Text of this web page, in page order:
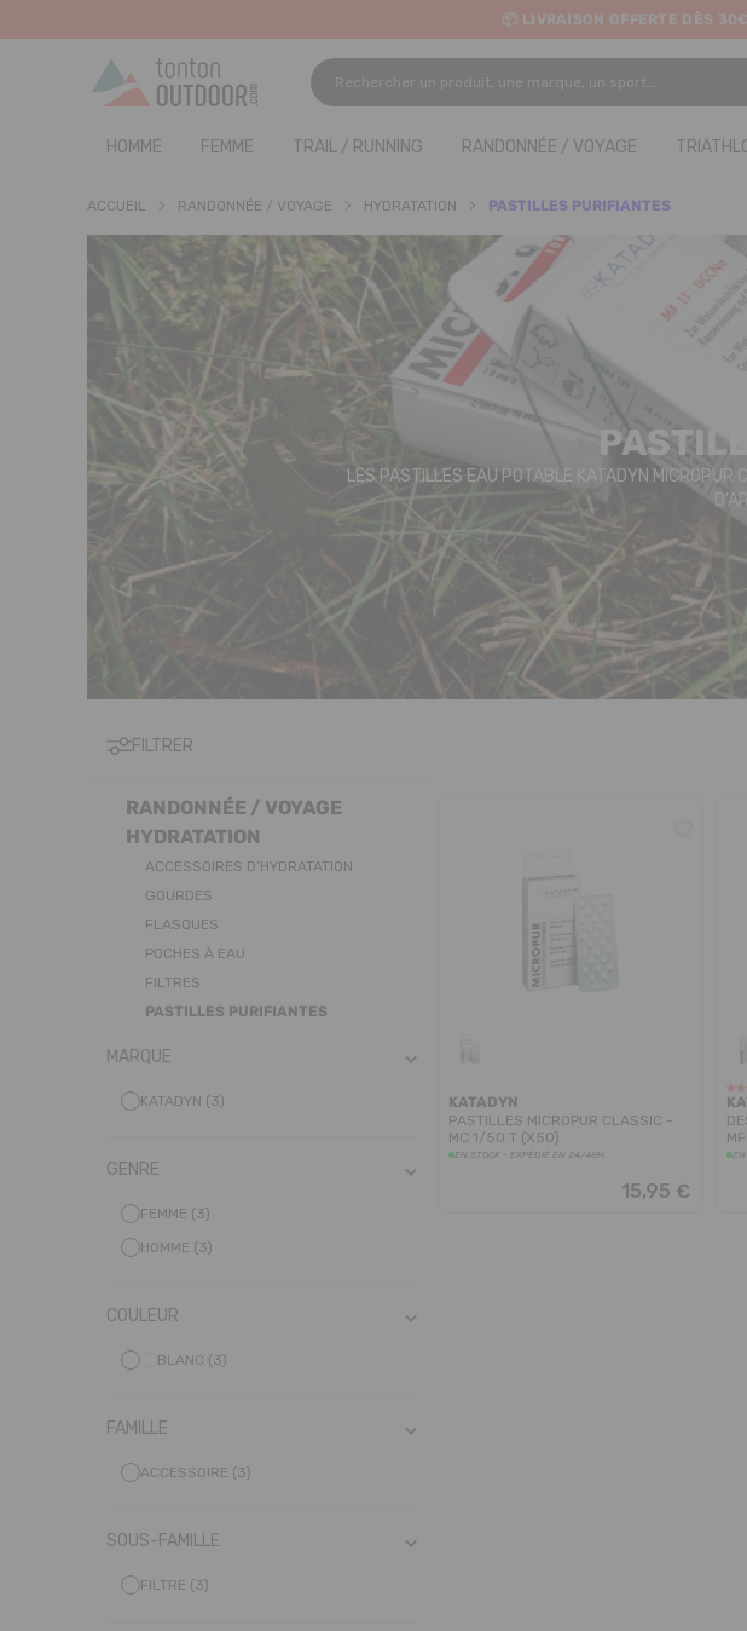
content
📦 LIVRAISON OFFERTE DÈS
✨ RETRAIT EN MAGASIN
HOMME FEMME TRAIL / RUNNING RANDONNÉE / VOYAGE
ACCUEIL RANDONNÉE / VOYAGE HYDRATATION PASTILLES PURIFIANTES
LES PASTILLES EAU POTABLE KATADYN
FILTRER
RANDONNÉE / VOYAGE
HYDRATATION
ACCESSOIRES D’HYDRATATION
GOURDES
FLASQUES
POCHES À EAU
FILTRES
PASTILLES PURIFIANTES
MARQUE
KATADYN (3)
GENRE
FEMME (3)
HOMME (3)
COULEUR
BLANC (3)
FAMILLE
ACCESSOIRE (3)
SOUS-FAMILLE
FILTRE (3)
KATADYN
PASTILLES MICROPUR CLASSIC -
MC 1/50 T (X50)
EN STOCK - EXPÉDIÉ EN 24/48H
15,95 €